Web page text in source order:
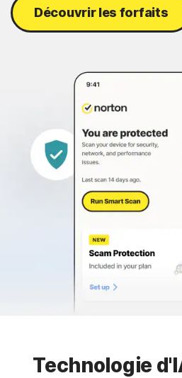
Découvrir les forfaits
Technologie